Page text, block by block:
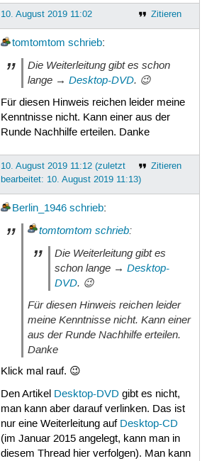
Zitieren
10. August 2019 11:02
tomtomtom schrieb:
Die Weiterleitung gibt es schon
lange → Desktop-DVD. 😉
Für diesen Hinweis reichen leider meine
Kenntnisse nicht. Kann einer aus der
Runde Nachhilfe erteilen. Danke
Zitieren
10. August 2019 11:12 (zuletzt
bearbeitet: 10. August 2019 11:13)
Berlin_1946 schrieb:
tomtomtom schrieb:
Die Weiterleitung gibt es
schon lange →Desktop-
DVD. 😉
Für diesen Hinweis reichen leider
meine Kenntnisse nicht. Kann einer
aus der Runde Nachhilfe erteilen.
Danke
Klick mal rauf. 😉
Den Artikel Desktop-DVD gibt es nicht,
man kann aber darauf verlinken. Das ist
nur eine Weiterleitung auf Desktop-CD
(im Januar 2015 angelegt, kann man in
diesem Thread hier verfolgen). Man kann